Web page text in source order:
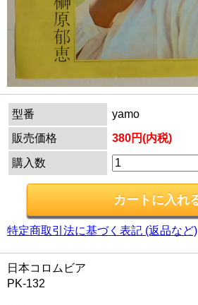
型番
yamo
販売価格
380円(内税)
購入数
特定商取引法に基づく表記 (返品など)
日本コロムビア
PK-132